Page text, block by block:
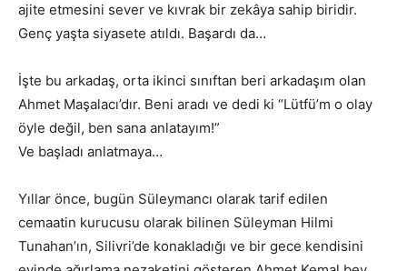
ajite etmesini sever ve kıvrak bir zekâya sahip biridir.
Genç yaşta siyasete atıldı. Başardı da…
İşte bu arkadaş, orta ikinci sınıftan beri arkadaşım olan
Ahmet Maşalacı’dır. Beni aradı ve dedi ki “Lütfü’m o olay
öyle değil, ben sana anlatayım!”
Ve başladı anlatmaya…
Yıllar önce, bugün Süleymancı olarak tarif edilen
cemaatin kurucusu olarak bilinen Süleyman Hilmi
Tunahan’ın, Silivri’de konakladığı ve bir gece kendisini